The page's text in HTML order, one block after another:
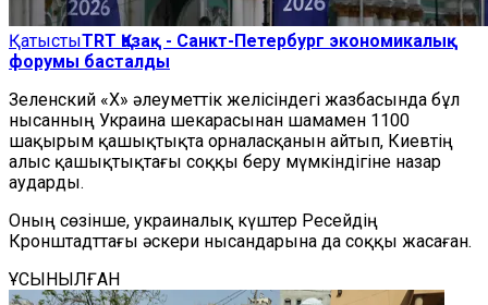
ҚатыстыTRT Қазақ - Санкт-Петербург экономикалық
форумы басталды
Зеленский «X» әлеуметтік желісіндегі жазбасында бұл
нысанның Украина шекарасынан шамамен 1100
шақырым қашықтықта орналасқанын айтып, Киевтің
алыс қашықтықтағы соққы беру мүмкіндігіне назар
аударды.
Оның сөзінше, украиналық күштер Ресейдің
Кронштадттағы әскери нысандарына да соққы жасаған.
ҰСЫНЫЛҒАН